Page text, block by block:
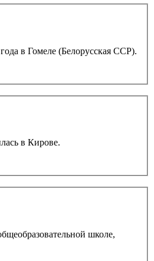
в Гомеле (Белорусская ССР).
в Кирове.